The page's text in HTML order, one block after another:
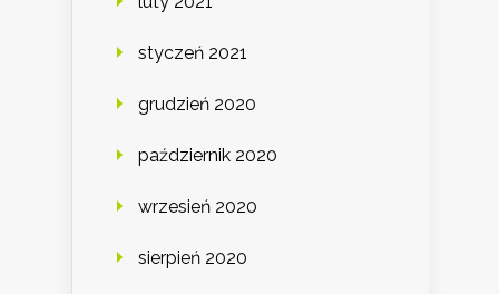
styczeń 2021
grudzień 2020
październik 2020
wrzesień 2020
sierpień 2020